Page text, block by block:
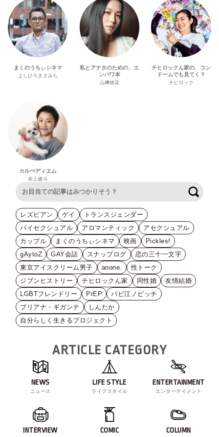
まくのうちぃシネマ
よしひろまさみち
私とアナタのための、エ
ンパワ本
山﨑穂花
チヒロックん家の、コン
ドームでも見てく？
チヒロック
カルぺディエム
井上健斗
レズビアン ゲイ
トランスジェンダー
バイセクシュアル
アロマンティック
アセクシュアル
カップル
まくのうちぃシネマ 映画
Pickles!
gAytoZ
GAY会話 スナップログ
恋の三十一文字
東京アイスクリーム男子
anone.
性トーク
ジブンヒストリー
チヒロックん家 同性婚
友情結婚
LGBTフレンドリー
PrEP
バビ江ノビッチ
ブリアナ・ギガンテ
しんたか
自分らしく生きるプロジェクト
ARTICLE CATEGORY
NEWS
ニュース
LIFE STYLE
ライフスタイル
ENTERTAINMENT
エンターテイメント
INTERVIEW COMIC COLUMN